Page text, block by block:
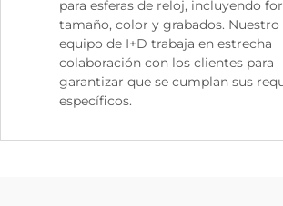
para esferas de reloj, incluyendo
tamaño, color y grabados. Nuestro
equipo de I+D trabaja en estrecha
colaboración con los clientes para
garantizar que se cumplan sus
específicos.